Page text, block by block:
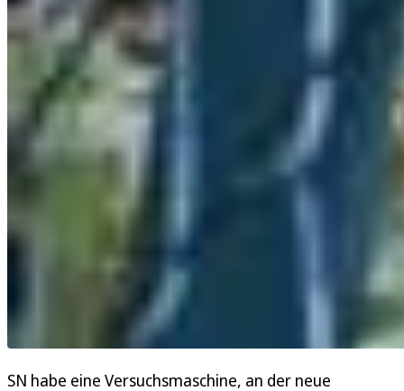
SN habe eine Versuchsmaschine, an der neue